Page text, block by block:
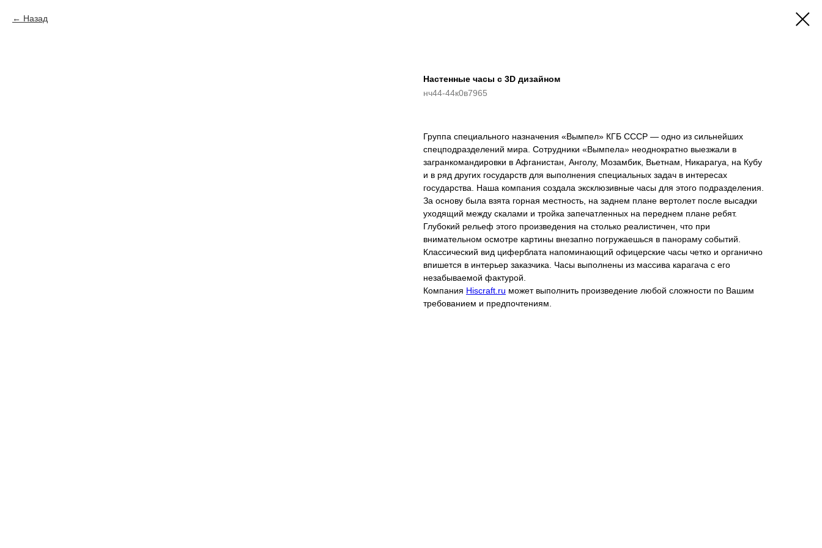
Назад
Настенные часы с 3D дизайном
нч44-44к0в7965
Группа специального назначения «Вымпел» КГБ СССР — одно из сильнейших
спецподразделений мира. Сотрудники «Вымпела» неоднократно выезжали в
загранкомандировки в Афганистан, Анголу, Мозамбик, Вьетнам, Никарагуа, на Кубу
и в ряд других государств для выполнения специальных задач в интересах
государства. Наша компания создала эксклюзивные часы для этого подразделения.
За основу была взята горная местность, на заднем плане вертолет после высадки
уходящий между скалами и тройка запечатленных на переднем плане ребят.
Глубокий рельеф этого произведения на столько реалистичен, что при
внимательном осмотре картины внезапно погружаешься в панораму событий.
Классический вид циферблата напоминающий офицерские часы четко и органично
впишется в интерьер заказчика. Часы выполнены из массива карагача с его
незабываемой фактурой.
Компания Hiscraft.ru может выполнить произведение любой сложности по Вашим
требованием и предпочтениям.